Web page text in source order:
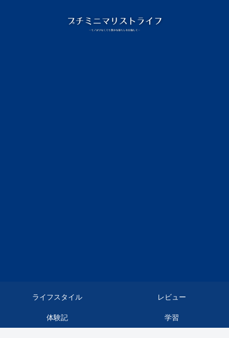
ライフスタイル レビュー
体験記 学習